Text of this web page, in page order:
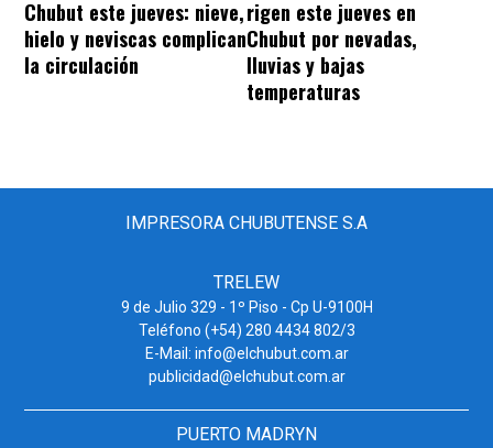
Chubut este jueves: nieve,
hielo y neviscas complican
la circulación
rigen este jueves en
Chubut por nevadas,
lluvias y bajas
temperaturas
IMPRESORA CHUBUTENSE S.A
TRELEW
9 de Julio 329 - 1º Piso - Cp U-9100H
Teléfono (+54) 280 4434 802/3
E-Mail: info@elchubut.com.ar
publicidad@elchubut.com.ar
PUERTO MADRYN